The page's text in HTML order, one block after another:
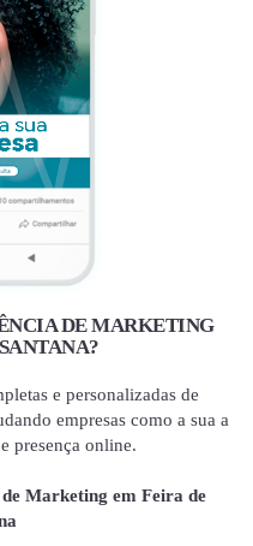
DE MARKETING
e personalizadas de
empresas como a sua a
presença online.
Marketing em Feira de